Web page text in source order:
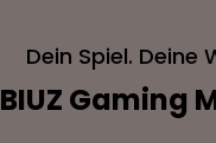
Dein Spiel. Deine
Gaming